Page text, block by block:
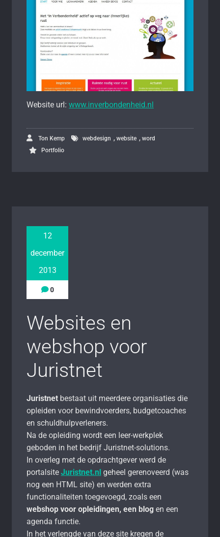
Website url: www.inverbondenheid.nl
Ton Kemp webdesign , website , word
Portfolio
12
december
2013
0
Websites en
webshop voor
Juristnet
Juristnet bestaat uit meerdere organisaties die
opleiden voor bewindvoerders, budgetcoaches
en schuldhulpverleners.
Na de opleiding wordt een leer-werkplek
geboden in het bedrijf Juristnet-solutions.
In overleg met de opdrachtgever werd de
portalsite Juristnet.nl geheel gerenoveerd (was
nog een HTML site) en werden extra
functionaliteiten toegevoegd, zoals een
webshop voor opleidingen, een blog en een
agenda functie.
In het verlengde van deze site kregen de